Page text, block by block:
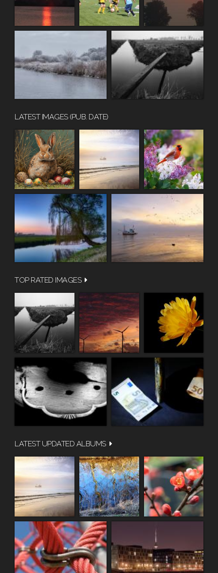
LATEST IMAGES (PUB. DATE)
TOP RATED IMAGES
LATEST UPDATED ALBUMS